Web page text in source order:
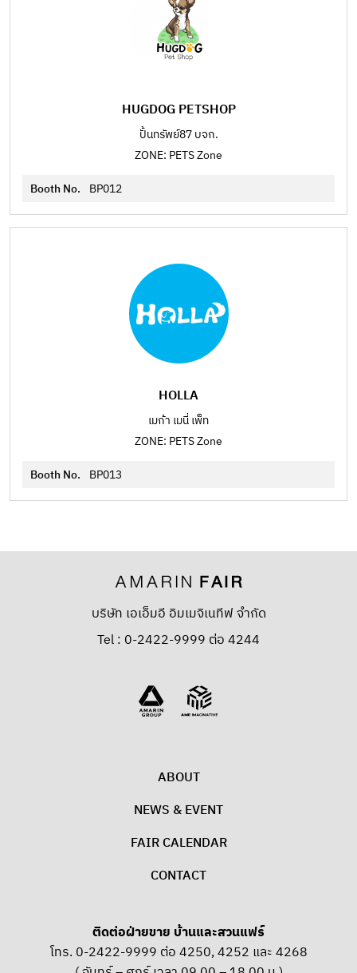
HUGDOG PETSHOP
ปั้นทรัพย์87 บจก.
ZONE: PETS Zone
Booth No. BP012
HOLLA
เมก้า เมนี่ เพ็ท
ZONE: PETS Zone
Booth No. BP013
บริษัท เอเอ็มอี อิมเมจิเนทีฟ จำกัด
Tel : 0-2422-9999 ต่อ 4244
ABOUT
NEWS & EVENT
FAIR CALENDAR
CONTACT
ติดต่อฝ่ายขาย บ้านและสวนแฟร์
โทร. 0-2422-9999 ต่อ 4250, 4252 และ 4268